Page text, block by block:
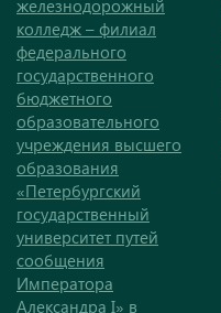
железнодорожный
колледж – филиал
федерального
государственного
бюджетного
образовательного
учреждения высшего
образования
«Петербургский
государственный
университет путей
сообщения
Императора
Александра I» в